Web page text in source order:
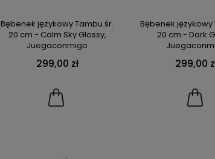
Bębenek językowy Tambu śr.
20 cm - Calm Sky Glossy,
Juegaconmigo
299,00 zł
Bębenek językowy
20 cm - Dark
299,00